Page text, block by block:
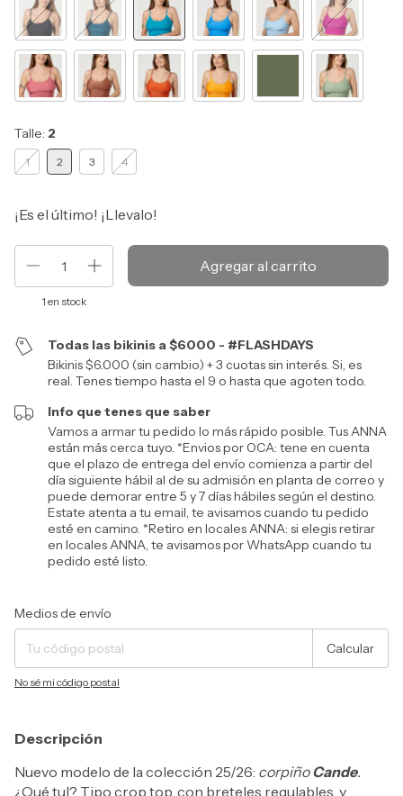
Talle: 2
1 2 3 4
¡Es el último! ¡Llevalo!
1 en stock
Todas las bikinis a $6000 - #FLASHDAYS
Bikinis $6.000 (sin cambio) + 3 cuotas sin interés. Si, es
real. Tenes tiempo hasta el 9 o hasta que agoten todo.
Info que tenes que saber
Vamos a armar tu pedido lo más rápido posible. Tus ANNA
están más cerca tuyo. *Envios por OCA: tene en cuenta
que el plazo de entrega del envío comienza a partir del
día siguiente hábil al de su admisión en planta de correo y
puede demorar entre 5 y 7 días hábiles según el destino.
Estate atenta a tu email, te avisamos cuando tu pedido
esté en camino. *Retiro en locales ANNA: si elegis retirar
en locales ANNA, te avisamos por WhatsApp cuando tu
pedido esté listo.
Entregas para el CP:
Medios de envío
Calcular
No sé mi código postal
Descripción
Nuevo modelo de la colección 25/26: corpiñoCande.
¿Qué tul? Tipo crop top, con breteles regulables, y